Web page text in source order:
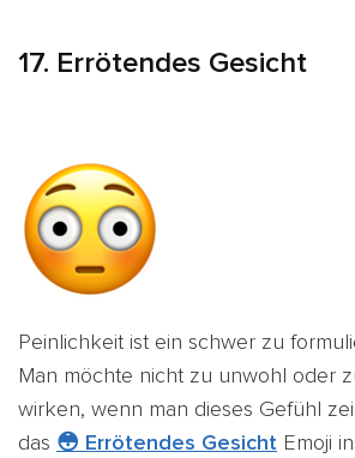
17. Errötendes Gesicht
Peinlichkeit ist ein schwer zu
Man möchte nicht zu unwohl oder
wirken, wenn man dieses Gefühl
das 😳 Errötendes Gesicht Emoji